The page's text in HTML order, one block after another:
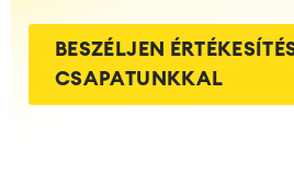
BESZÉLJEN
CSAPATUNKKAL